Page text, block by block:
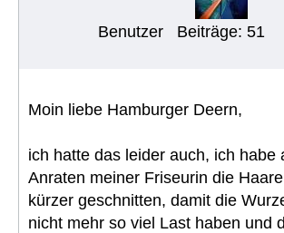
Benutzer Beiträge: 51
Moin liebe Hamburger Deern,
ich hatte das leider auch, ich habe
Anraten meiner Friseurin die Haare
kürzer geschnitten, damit die
nicht mehr so viel Last haben und